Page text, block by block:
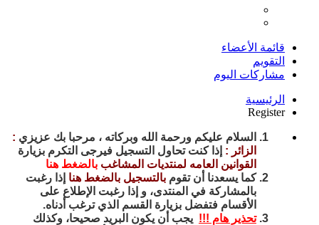
قائمة الأعضاء
التقويم
مشاركات اليوم
الرئيسية
Register
السلام عليكم ورحمة الله وبركاته ، مرحبا بك عزيزي :
الزائر : إذا كنت تحاول التسجيل فيرجى التكرم بزيارة
القوانين العامه لمنتديات المشاغب بالضغط هنا
كما يسعدنا أن تقوم بالتسجيل بالضغط هنا إذا رغبت
بالمشاركة في المنتدى، و إذا رغبت الإطلاع على
الأقسام فتفضل بزيارة القسم الذي ترغب أدناه.
تحذير هام !!! يجب أن يكون البريد صحيحا، وكذلك